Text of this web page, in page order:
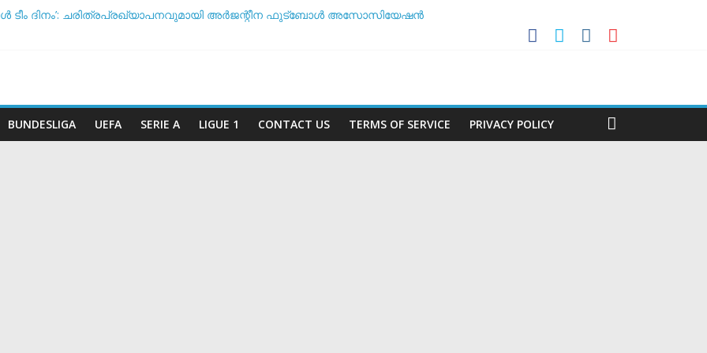
ടീം ദിനം’: ചരിത്രപ്രഖ്യാപനവുമായി അർജന്റീന ഫുട്ബോൾ അസോസിയേഷൻ
BUNDESLIGA UEFA SERIE A LIGUE 1 CONTACT US TERMS OF SERVICE PRIVACY POLICY